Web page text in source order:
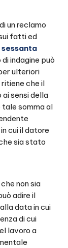
un reclamo
fatti ed
sessanta
indagine può
ulteriori
che il
sensi della
tale somma al
cui il datore
sia stato
non sia
adire il
data in cui
di cui
lavoro a